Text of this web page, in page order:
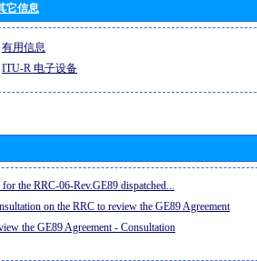
它信息
有用信息
ITU-R 电子设备
the RRC-06-Rev.GE89 dispatched...
on the RRC to review the GE89 Agreement
the GE89 Agreement - Consultation